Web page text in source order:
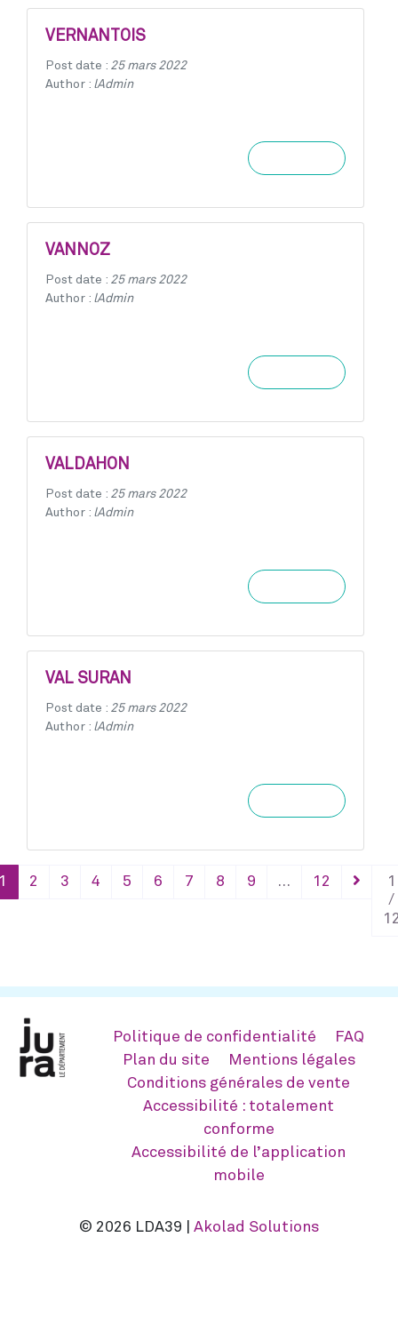
VERNANTOIS
Post date : 25 mars 2022
Author : lAdmin
VANNOZ
Post date : 25 mars 2022
Author : lAdmin
VALDAHON
Post date : 25 mars 2022
Author : lAdmin
VAL SURAN
Post date : 25 mars 2022
Author : lAdmin
2 3 4 5 6 7 8 9 … 12
1
/
Politique de confidentialité
FAQ
Plan du site
Mentions légales
Conditions générales de vente
Accessibilité : totalement
conforme
Accessibilité de l’application
mobile
© 2026 LDA39 | Akolad Solutions